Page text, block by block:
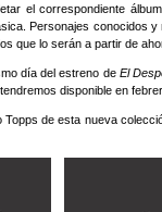
el correspondiente
Personajes conocidos
que lo serán a partir de
día del estreno de El
disponible en
de esta nueva